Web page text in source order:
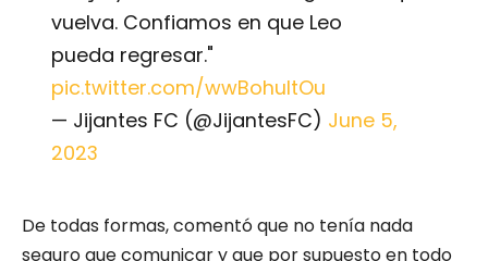
vuelva. Confiamos en que Leo
pueda regresar."
pic.twitter.com/wwBohultOu
— Jijantes FC (@JijantesFC) June 5,
2023
De todas formas, comentó que no tenía nada
seguro que comunicar y que por supuesto en todo